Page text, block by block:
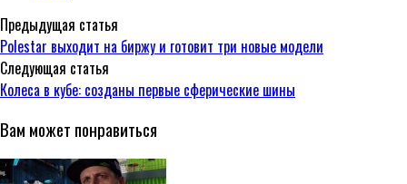
Предыдущая статья
Polestar выходит на биржу и готовит три новые модели
Следующая статья
Колеса в кубе: созданы первые сферические шины
Вам может понравиться